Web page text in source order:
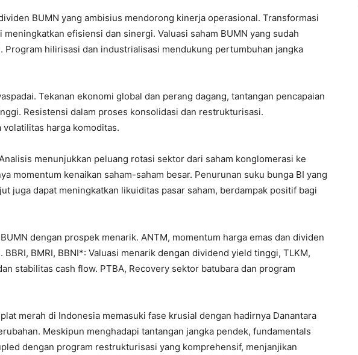
BUMN yang ambisius mendorong kinerja operasional. Transformasi
meningkatkan efisiensi dan sinergi. Valuasi saham BUMN yang sudah
Program hilirisasi dan industrialisasi mendukung pertumbuhan jangka
Tekanan ekonomi global dan perang dagang, tantangan pencapaian
Resistensi dalam proses konsolidasi dan restrukturisasi.
volatilitas harga komoditas.
menunjukkan peluang rotasi sektor dari saham konglomerasi ke
momentum kenaikan saham-saham besar. Penurunan suku bunga BI yang
juga dapat meningkatkan likuiditas pasar saham, berdampak positif bagi
dengan prospek menarik. ANTM, momentum harga emas dan dividen
BBRI, BMRI, BBNI*: Valuasi menarik dengan dividend yield tinggi, TLKM,
stabilitas cash flow. PTBA, Recovery sektor batubara dan program
merah di Indonesia memasuki fase krusial dengan hadirnya Danantara
Meskipun menghadapi tantangan jangka pendek, fundamentals
dengan program restrukturisasi yang komprehensif, menjanjikan